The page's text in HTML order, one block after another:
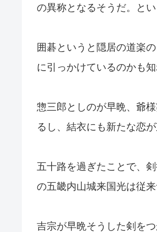
の異称となるそうだ。と
囲碁というと隠居の道楽
に引っかけているのかも
惣三郎としのが早晩、爺
るし、結衣にも新たな恋
五十路を過ぎたことで、
の五畿内山城来国光は従
吉宗が早晩そうした剣を